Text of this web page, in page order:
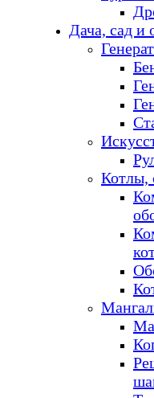
Дача, сад и
Котлы,